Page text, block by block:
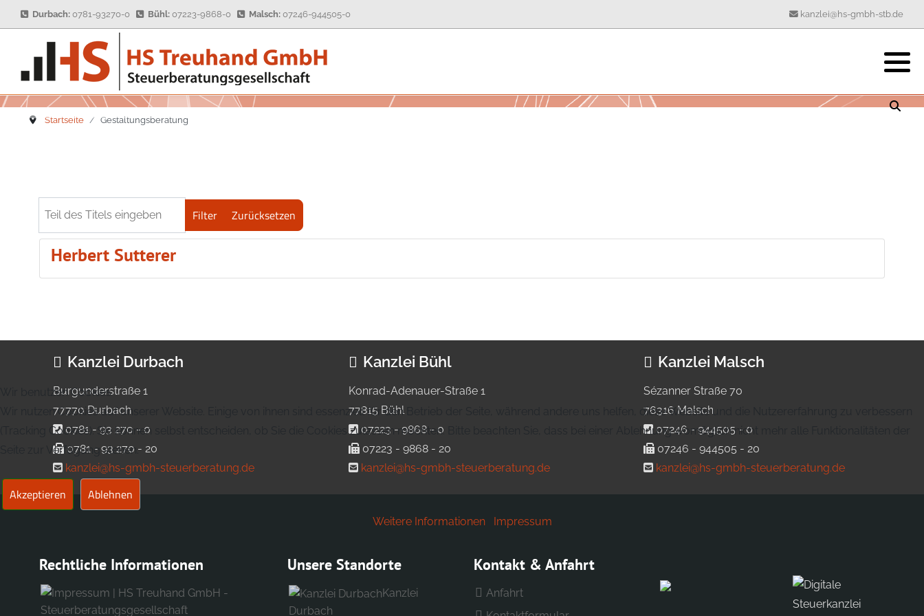
Durbach: 0781-93270-0 Bühl: 07223-9868-0 Malsch: 07246-944505-0 kanzlei@hs-gmbh-stb.de
Startseite Gestaltungsberatung
Filter Zurücksetzen
Herbert Sutterer
Kanzlei Durbach
Burgunderstraße 1
77770 Durbach
0781 - 93 270 - 0
0781 - 93 270 - 20
kanzlei@hs-gmbh-steuerberatung.de
Kanzlei Bühl
Konrad-Adenauer-Straße 1
77815 Bühl
07223 - 9868 - 0
07223 - 9868 - 20
kanzlei@hs-gmbh-steuerberatung.de
Kanzlei Malsch
Sézanner Straße 70
76316 Malsch
07246 - 944505 - 0
07246 - 944505 - 20
kanzlei@hs-gmbh-steuerberatung.de
Rechtliche Informationen Unsere Standorte
Kanzlei
Durbach
Kontakt & Anfahrt
Anfahrt
Wir benutzen Cookies
Wir nutzen Cookies auf unserer Website. Einige von ihnen sind essenziell für den Betrieb der Seite, während andere uns helfen, diese Website und die Nutzererfahrung zu verbessern
(Tracking Cookies). Sie können selbst entscheiden, ob Sie die Cookies zulassen möchten. Bitte beachten Sie, dass bei einer Ablehnung womöglich nicht mehr alle Funktionalitäten der
Seite zur Verfügung stehen.
Akzeptieren Ablehnen
Weitere Informationen| Impressum
Ihre Ansprechpartner
Steuererklärungen
Wirtschaftsprüfung
Digitalisierung
Unternehmen
Informationsbrief